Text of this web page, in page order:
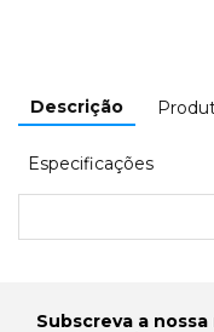
Descrição
Especificações
Subscreva a